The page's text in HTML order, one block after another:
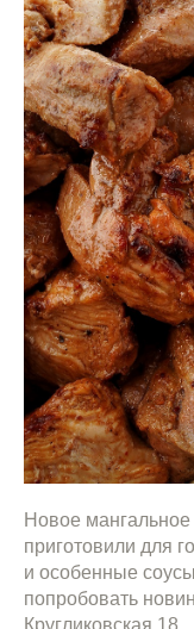
Новое
приготовили для
и особенные
попробовать